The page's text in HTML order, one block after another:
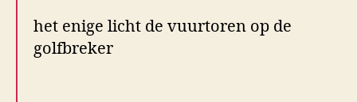
het enige licht de vuurtoren op de
golfbreker